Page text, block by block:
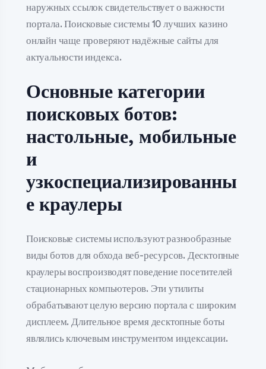
наружных ссылок свидетельствует о важности
портала. Поисковые системы 10 лучших казино
онлайн чаще проверяют надёжные сайты для
актуальности индекса.
Основные категории
поисковых ботов:
настольные, мобильные
и
узкоспециализированны
е краулеры
Поисковые системы используют разнообразные
виды ботов для обхода веб-ресурсов. Десктопные
краулеры воспроизводят поведение посетителей
стационарных компьютеров. Эти утилиты
обрабатывают целую версию портала с широким
дисплеем. Длительное время десктопные боты
являлись ключевым инструментом индексации.